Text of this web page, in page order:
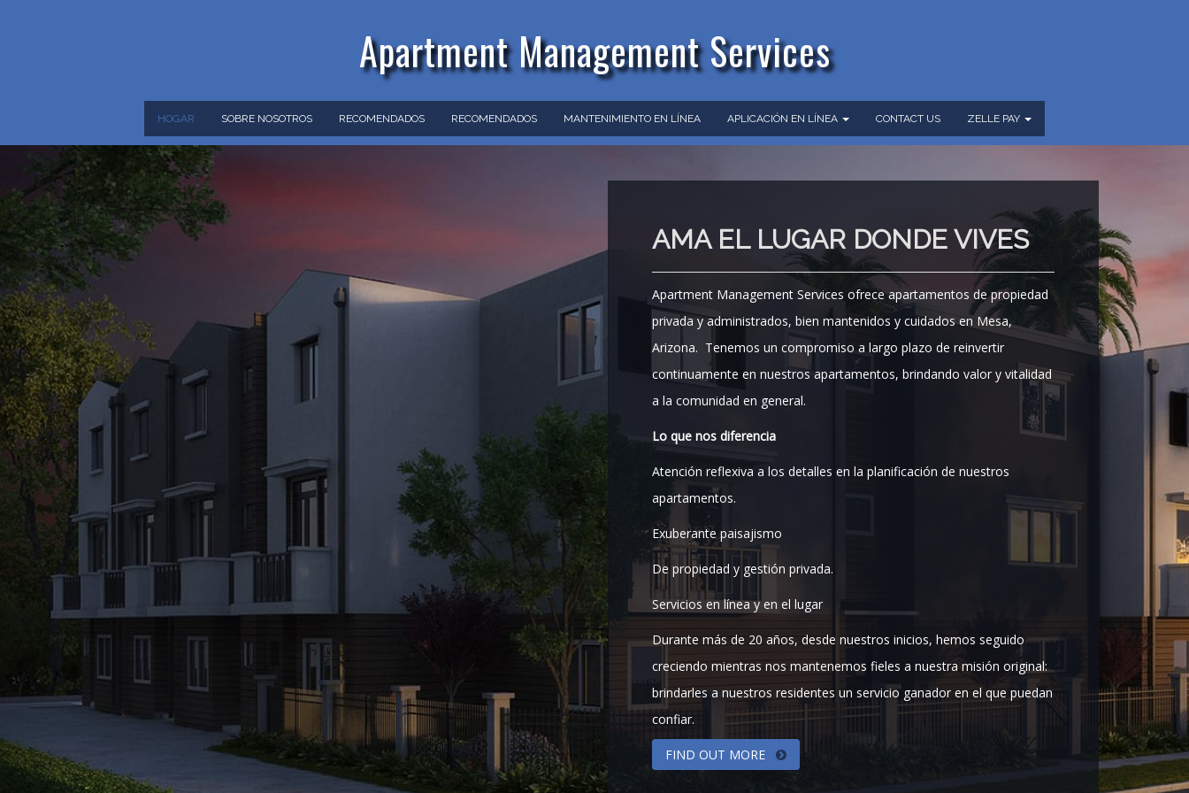
Apartment Management Services
HOGAR SOBRE NOSOTROS RECOMENDADOS RECOMENDADOS MANTENIMIENTO EN LÍNEA APLICACIÓN EN LÍNEA CONTACT US ZELLE PAY
AMA EL LUGAR DONDE VIVES
Apartment Management Services ofrece apartamentos de propiedad
privada y administrados, bien mantenidos y cuidados en Mesa,
Arizona. Tenemos un compromiso a largo plazo de reinvertir
continuamente en nuestros apartamentos, brindando valor y vitalidad
a la comunidad en general.
Lo que nos diferencia
Atención reflexiva a los detalles en la planificación de nuestros
apartamentos.
Exuberante paisajismo
De propiedad y gestión privada.
Servicios en línea y en el lugar
Durante más de 20 años, desde nuestros inicios, hemos seguido
creciendo mientras nos mantenemos fieles a nuestra misión original:
brindarles a nuestros residentes un servicio ganador en el que puedan
confiar.
FIND OUT MORE